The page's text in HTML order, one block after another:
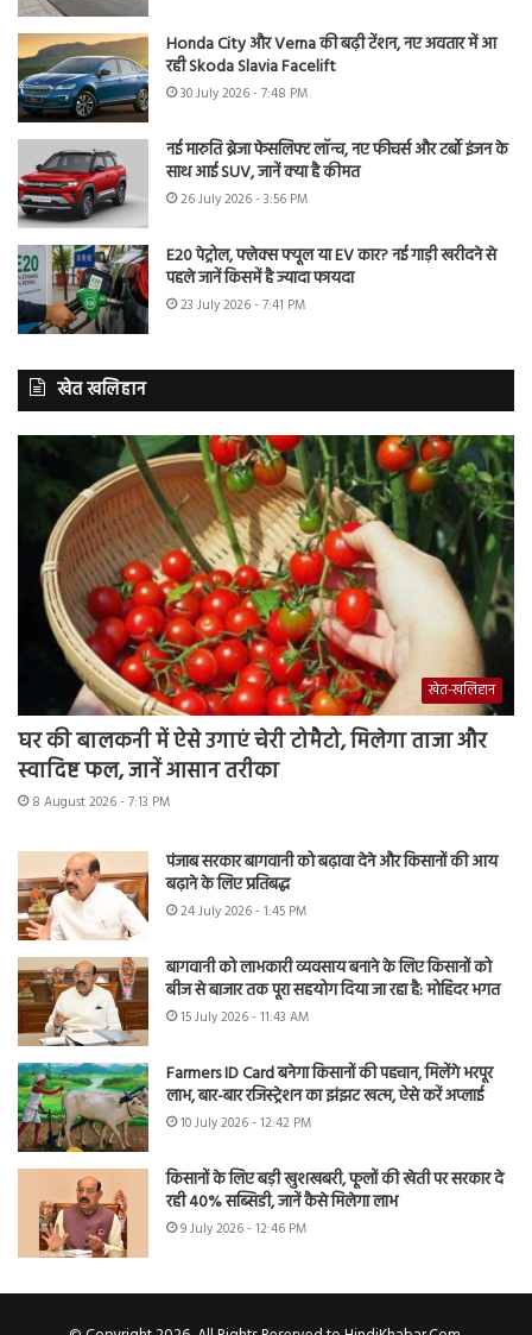
Honda City और Verna की बढ़ी टेंशन, नए अवतार में आ
रही Skoda Slavia Facelift
30 July 2026 - 7:48 PM
नई मारुति ब्रेजा फेसलिफ्ट लॉन्च, नए फीचर्स और टर्बो इंजन के
साथ आई SUV, जानें क्या है कीमत
26 July 2026 - 3:56 PM
E20 पेट्रोल, फ्लेक्स फ्यूल या EV कार? नई गाड़ी खरीदने से
पहले जानें किसमें है ज्यादा फायदा
23 July 2026 - 7:41 PM
खेत खलिहान
खेत-खलिहान
घर की बालकनी में ऐसे उगाएं चेरी टोमैटो, मिलेगा ताजा और
स्वादिष्ट फल, जानें आसान तरीका
8 August 2026 - 7:13 PM
पंजाब सरकार बागवानी को बढ़ावा देने और किसानों की आय
बढ़ाने के लिए प्रतिबद्ध
24 July 2026 - 1:45 PM
बागवानी को लाभकारी व्यवसाय बनाने के लिए किसानों को
बीज से बाजार तक पूरा सहयोग दिया जा रहा है: मोहिंदर भगत
15 July 2026 - 11:43 AM
Farmers ID Card बनेगा किसानों की पहचान, मिलेंगे भरपूर
लाभ, बार-बार रजिस्ट्रेशन का झंझट खत्म, ऐसे करें अप्लाई
10 July 2026 - 12:42 PM
किसानों के लिए बड़ी खुशखबरी, फूलों की खेती पर सरकार दे
रही 40% सब्सिडी, जानें कैसे मिलेगा लाभ
9 July 2026 - 12:46 PM